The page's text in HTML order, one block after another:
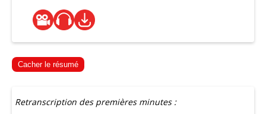
Cacher le résumé
Retranscription des premières minutes :